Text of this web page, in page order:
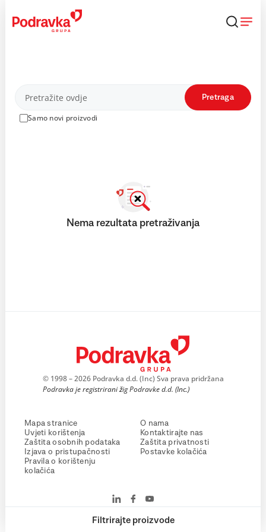
content
Proizvodi
Samo novi proizvodi
Pretraga
Filtrirajte proizvode
Nema rezultata pretraživanja
© 1998 – 2026 Podravka d.d. (Inc) Sva prava pridržana
Podravka je registrirani žig Podravke d.d. (Inc.)
Mapa stranice
Uvjeti korištenja
Zaštita osobnih podataka
Izjava o pristupačnosti
Pravila o korištenju
kolačića
O nama
Kontaktirajte nas
Zaštita privatnosti
Postavke kolačića